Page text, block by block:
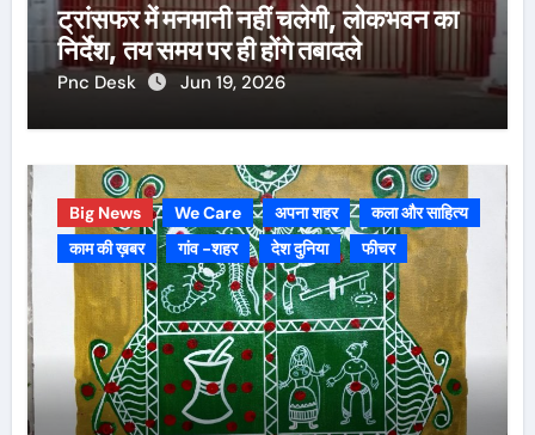
ट्रांसफर में मनमानी नहीं चलेगी, लोकभवन का
निर्देश, तय समय पर ही होंगे तबादले
Pnc Desk Jun 19, 2026
Big News We Care अपना शहर
कला और साहित्य
काम की ख़बर
गांव -शहर देश दुनिया फीचर